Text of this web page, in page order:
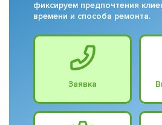
фиксируем предпочтения
времени и способа ремонта.
Заявка